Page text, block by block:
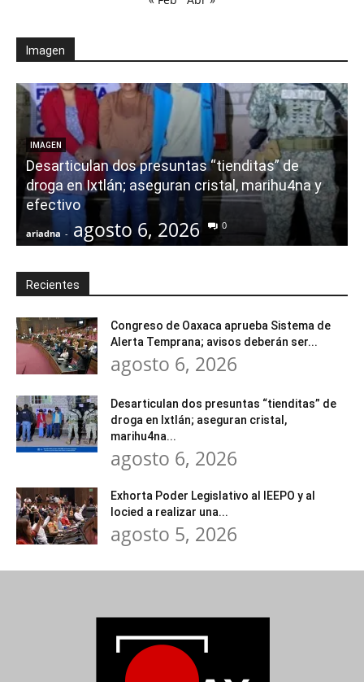
Imagen
IMAGEN
Desarticulan dos presuntas “tienditas” de
droga en Ixtlán; aseguran cristal, marihu4na y
efectivo
ariadna - agosto 6, 2026 0
Recientes
Congreso de Oaxaca aprueba Sistema de
Alerta Temprana; avisos deberán ser...
agosto 6, 2026
Desarticulan dos presuntas “tienditas” de
droga en Ixtlán; aseguran cristal,
marihu4na...
agosto 6, 2026
Exhorta Poder Legislativo al IEEPO y al
Iocied a realizar una...
agosto 5, 2026